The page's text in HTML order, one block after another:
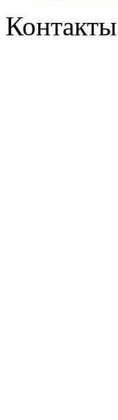
Контакты